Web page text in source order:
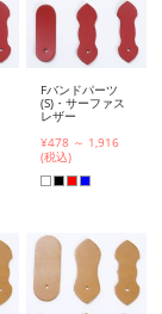
Fバンドパーツ
(S)・サーファス
レザー
¥478 ～ 1,916
(税込)